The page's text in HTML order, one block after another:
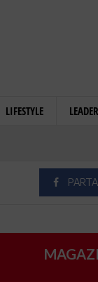
LIFESTYLE